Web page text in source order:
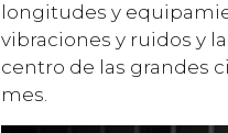
longitudes y
vibraciones y ruidos y
centro de las grandes
mes.